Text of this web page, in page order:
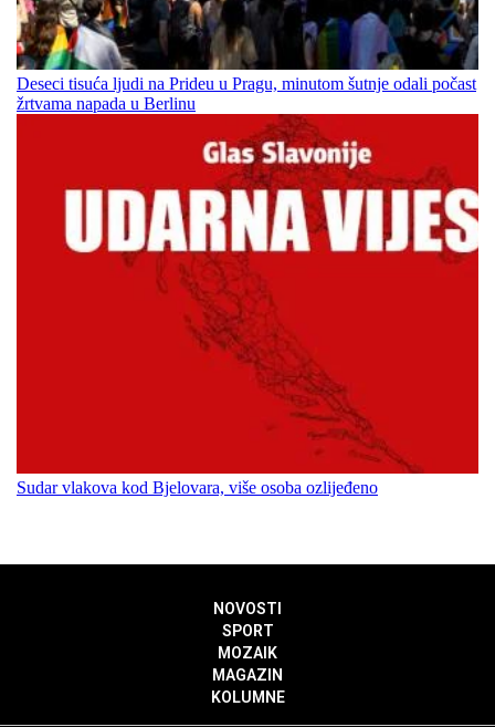
Deseci tisuća ljudi na Prideu u Pragu, minutom šutnje odali počast
žrtvama napada u Berlinu
Sudar vlakova kod Bjelovara, više osoba ozlijeđeno
NOVOSTI
SPORT
MOZAIK
MAGAZIN
KOLUMNE